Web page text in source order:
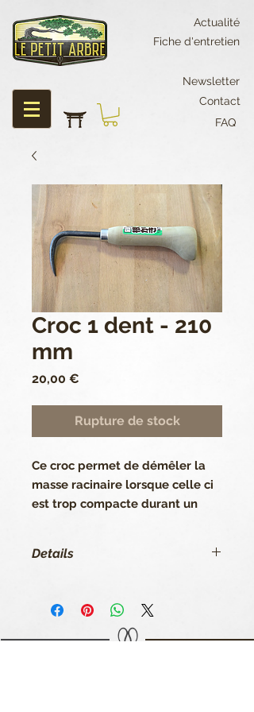
Actualité
Fiche d'entretien
Newsletter
Contact
FAQ
Croc 1 dent - 210
mm
20,00 €
Rupture de stock
Ce croc permet de démêler la
masse racinaire lorsque celle ci
est trop compacte durant un
Details